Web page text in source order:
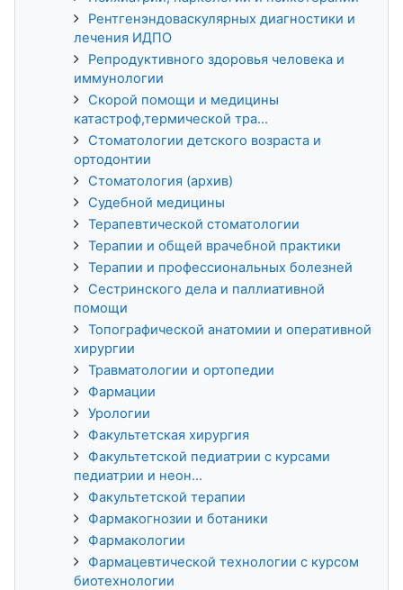
Рентгенэндоваскулярных диагностики и
лечения ИДПО
Репродуктивного здоровья человека и
иммунологии
Скорой помощи и медицины
катастроф,термической тра...
Стоматологии детского возраста и
ортодонтии
Стоматология (архив)
Судебной медицины
Терапевтической стоматологии
Терапии и общей врачебной практики
Терапии и профессиональных болезней
Сестринского дела и паллиативной
помощи
Топографической анатомии и оперативной
хирургии
Травматологии и ортопедии
Фармации
Урологии
Факультетская хирургия
Факультетской педиатрии с курсами
педиатрии и неон...
Факультетской терапии
Фармакогнозии и ботаники
Фармакологии
Фармацевтической технологии с курсом
биотехнологии